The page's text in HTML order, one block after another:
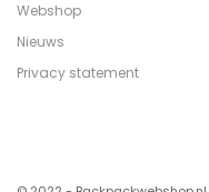
Webshop
Nieuws
Privacy statement